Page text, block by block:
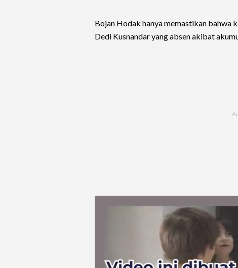
Bojan Hodak hanya memastikan bahwa
Dedi Kusnandar yang absen akibat